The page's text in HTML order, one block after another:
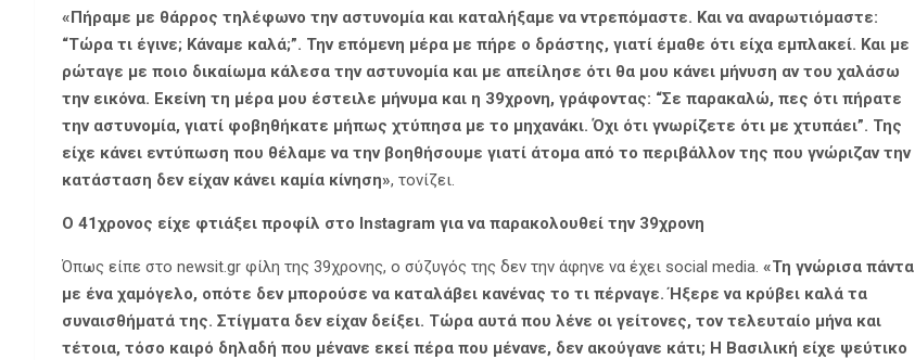
«Πήραμε με θάρρος τηλέφωνο την αστυνομία και καταλήξαμε να ντρεπόμαστε. Και να αναρωτιόμαστε:
“Τώρα τι έγινε; Κάναμε καλά;”. Την επόμενη μέρα με πήρε ο δράστης, γιατί έμαθε ότι είχα εμπλακεί. Και με
ρώταγε με ποιο δικαίωμα κάλεσα την αστυνομία και με απείλησε ότι θα μου κάνει μήνυση αν του χαλάσω
την εικόνα. Εκείνη τη μέρα μου έστειλε μήνυμα και η 39χρονη, γράφοντας: “Σε παρακαλώ, πες ότι πήρατε
την αστυνομία, γιατί φοβηθήκατε μήπως χτύπησα με το μηχανάκι. Όχι ότι γνωρίζετε ότι με χτυπάει”. Της
είχε κάνει εντύπωση που θέλαμε να την βοηθήσουμε γιατί άτομα από το περιβάλλον της που γνώριζαν την
κατάσταση δεν είχαν κάνει καμία κίνηση», τονίζει.
Ο 41χρονος είχε φτιάξει προφίλ στο Instagram για να παρακολουθεί την 39χρονη
Όπως είπε στο newsit.gr φίλη της 39χρονης, ο σύζυγός της δεν την άφηνε να έχει social media. «Τη γνώρισα πάντα
με ένα χαμόγελο, οπότε δεν μπορούσε να καταλάβει κανένας το τι πέρναγε. Ήξερε να κρύβει καλά τα
συναισθήματά της. Στίγματα δεν είχαν δείξει. Τώρα αυτά που λένε οι γείτονες, τον τελευταίο μήνα και
τέτοια, τόσο καιρό δηλαδή που μένανε εκεί πέρα που μένανε, δεν ακούγανε κάτι; Η Βασιλική είχε ψεύτικο